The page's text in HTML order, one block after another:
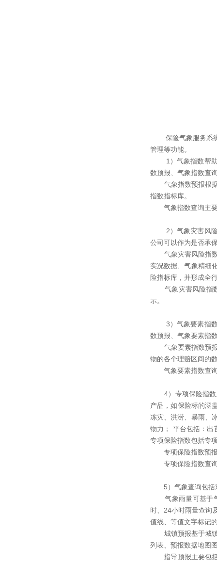
保险气象服务系统
管理等功能。
1）气象指数帮助企
数预报、气象指数查
气象指数预报根据
指数指标库。
气象指数查询主要
2）气象灾害风险指
公司可以作为是否承
气象灾害风险指数
实况数据、气象精细
险指标库，并形成全
气象灾害风险指数
示。
3）气象要素指数主
数预报、气象要素指
气象要素指数预报
物的各个理赔区间的
气象要素指数查询
4）专项保险指数主
产品，如保险标的涵
冻灾、洪涝、暴雨、
物力； 平台包括：出
专项保险指数包括专
专项保险指数预报
专项保险指数查询
5）气象查询包括对
气象雨量可基于气
时、24小时雨量查询
值线、等值文字标记
城镇预报基于城镇
列表、预报数据地图
指导预报主要包括